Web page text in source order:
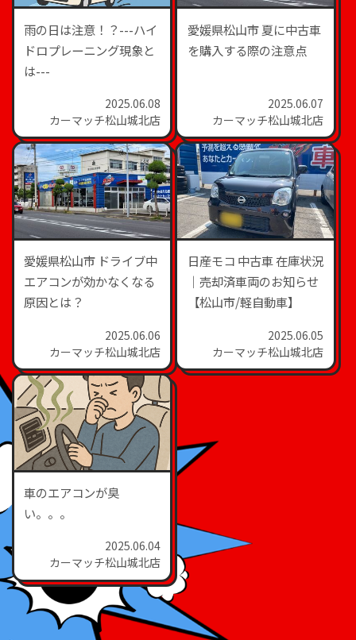
雨の日は注意！？---ハイ
ドロプレーニング現象と
は---
2025.06.08
カーマッチ松山城北店
愛媛県松山市 夏に中古車
を購入する際の注意点
2025.06.07
カーマッチ松山城北店
愛媛県松山市 ドライブ中
エアコンが効かなくなる
原因とは？
2025.06.06
カーマッチ松山城北店
日産モコ 中古車 在庫状況
｜売却済車両のお知らせ
【松山市/軽自動車】
2025.06.05
カーマッチ松山城北店
車のエアコンが臭
い。。。
2025.06.04
カーマッチ松山城北店